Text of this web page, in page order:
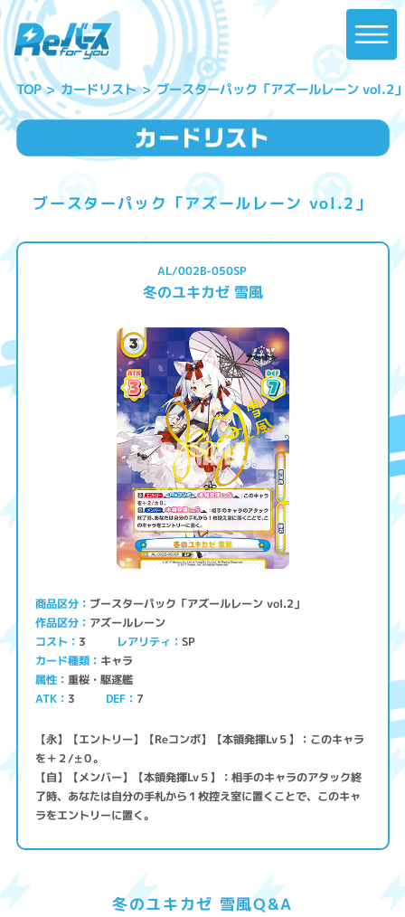
TOP カードリスト ブースターパック「アズールレーン vol.2
ブースターパック「アズールレーン vol.2」
AL/002B-050SP
冬のユキカゼ 雪風
商品区分 ブースターパック「アズールレーン vol.2」
作品区分 アズールレーン
コスト 3 レアリティ SP
カード種類 キャラ
属性 重桜・駆逐艦
ATK 3 DEF 7
【永】【エントリー】【Reコンボ】【本領発揮Lv５】：このキャラ
を＋２/±０。
【自】【メンバー】【本領発揮Lv５】：相手のキャラのアタック終
了時、あなたは自分の手札から１枚控え室に置くことで、このキャ
ラをエントリーに置く。
冬のユキカゼ 雪風Q&A